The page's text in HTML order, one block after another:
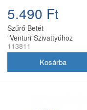
5.490 Ft
Szűrő Betét
"Venturi"Szivattyúhoz
113811